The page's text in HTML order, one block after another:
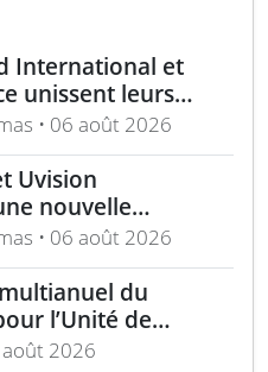
International et
unissent leurs
le soutien
de
• 06 août 2026
Uvision
nouvelle
le programme
Unmanned
• 06 août 2026
du
l’Unité de
2026